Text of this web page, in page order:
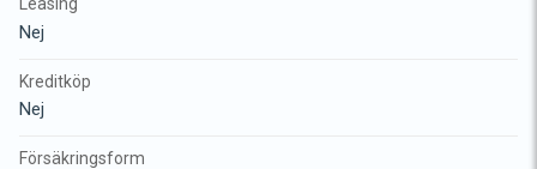
Leasing
Nej
Kreditköp
Nej
Försäkringsform